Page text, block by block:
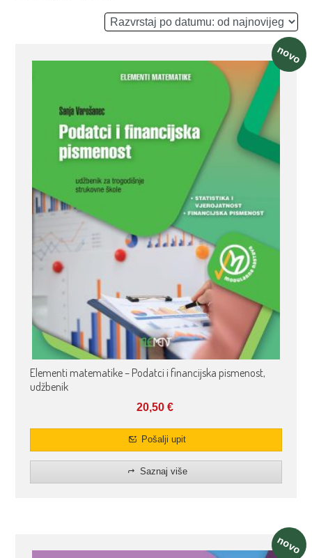
novo
Elementi matematike – Podatci i financijska pismenost,
udžbenik
20,50 €
Pošalji upit
Saznaj više
novo